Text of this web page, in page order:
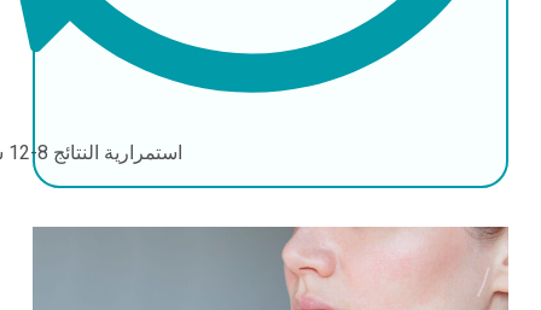
استمرارية النتائج 8-12 شهر